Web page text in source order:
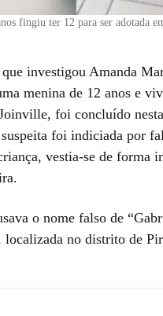
fingiu ter 12 para ser adotada
investigou Amanda
menina de 12 anos e
foi concluído
foi indiciada por
vestia-se de forma
o nome falso de
localizada no distrito de